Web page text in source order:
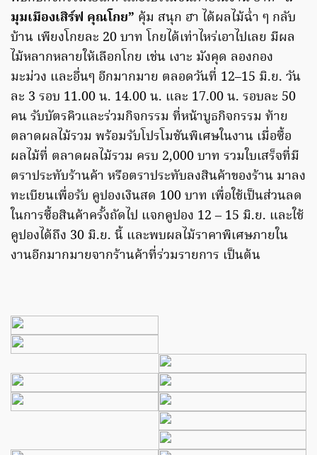
มุมเมืองเสิร์ฟ คุณโกย” คุ้ม สนุก ฮา ได้ผลไม้ฉ่ำ ๆ กลับ
บ้าน เพียงโกยละ 20 บาท โกยได้เท่าไหร่เอาไปเลย มีผล
ไม้หลากหลายให้เลือกโกย เช่น เงาะ มังคุด ลองกอง
มะม่วง และอื่นๆ อีกมากมาย ตลอดวันที่ 12–15 มิ.ย. วัน
ละ 3 รอบ 11.00 น. 14.00 น. และ 17.00 น. รอบละ 50
คน รับบัตรคิวและร่วมกิจกรรม ที่หน้าบูธกิจกรรม ท้าย
ตลาดผลไม้รวม พร้อมรับโปรโมชันพิเศษในงาน เมื่อซื้อ
ผลไม้ที่ ตลาดผลไม้รวม ครบ 2,000 บาท รวมใบเสร็จที่มี
ตราประทับร้านค้า หรือตราประทับลงสินค้าของร้าน มาลง
ทะเบียนเพื่อรับ คูปองเงินสด 100 บาท เพื่อใช้เป็นส่วนลด
ในการซื้อสินค้าครั้งถัดไป แจกคูปอง 12 – 15 มิ.ย. และใช้
คูปองได้ถึง 30 มิ.ย. นี้ และพบผลไม้ราคาพิเศษภายใน
งานอีกมากมายจากร้านค้าที่ร่วมรายการ เป็นต้น